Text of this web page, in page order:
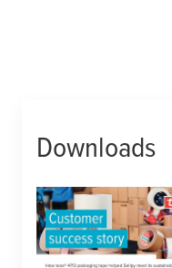
Downloads